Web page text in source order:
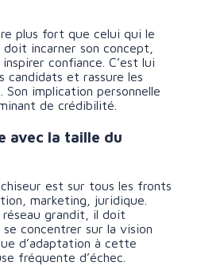
plus fort que celui qui le
incarner son concept,
confiance. C’est lui
candidats et rassure les
Son implication personnelle
de crédibilité.
avec la taille du
est sur tous les fronts
marketing, juridique.
réseau grandit, il doit
concentrer sur la vision
d’adaptation à cette
fréquente d’échec.